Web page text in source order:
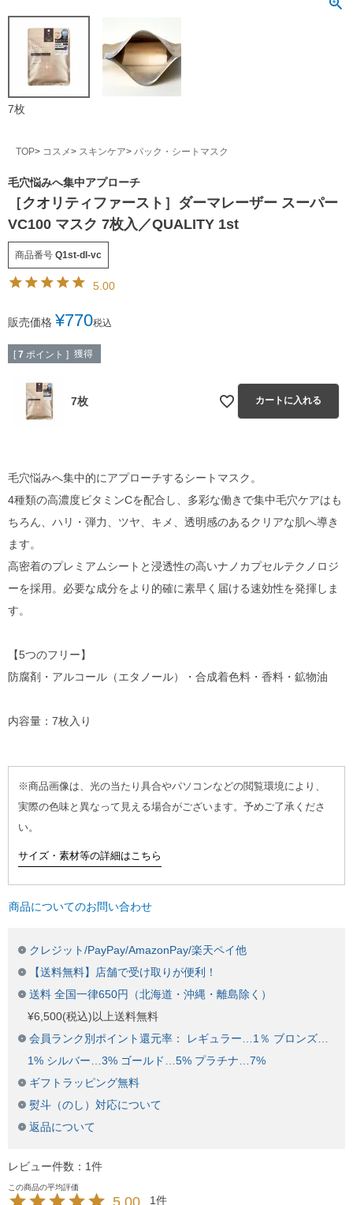
7枚
TOP コスメ スキンケア パック・シートマスク
毛穴悩みへ集中アプローチ
［クオリティファースト］ダーマレーザー スーパー
VC100 マスク 7枚入／QUALITY 1st
商品番号 Q1st-dl-vc
5.00
販売価格 ¥770税込
[ 7 ポイント ] 獲得
7枚 カートに入れる
毛穴悩みへ集中的にアプローチするシートマスク。
4種類の高濃度ビタミンCを配合し、多彩な働きで集中毛穴ケアはも
ちろん、ハリ・弾力、ツヤ、キメ、透明感のあるクリアな肌へ導き
ます。
高密着のプレミアムシートと浸透性の高いナノカプセルテクノロジ
ーを採用。必要な成分をより的確に素早く届ける速効性を発揮しま
す。
【5つのフリー】
防腐剤・アルコール（エタノール）・合成着色料・香料・鉱物油
内容量：7枚入り
※商品画像は、光の当たり具合やパソコンなどの閲覧環境により、
実際の色味と異なって見える場合がございます。予めご了承くださ
い。
サイズ・素材等の詳細はこちら
商品についてのお問い合わせ
クレジット/PayPay/AmazonPay/楽天ペイ他
【送料無料】店舗で受け取りが便利！
送料 全国一律650円（北海道・沖縄・離島除く）
¥6,500(税込)以上送料無料
会員ランク別ポイント還元率： レギュラー…1％ ブロンズ…
1% シルバー…3% ゴールド…5% プラチナ…7%
ギフトラッピング無料
熨斗（のし）対応について
返品について
レビュー件数：1件
5.00 1